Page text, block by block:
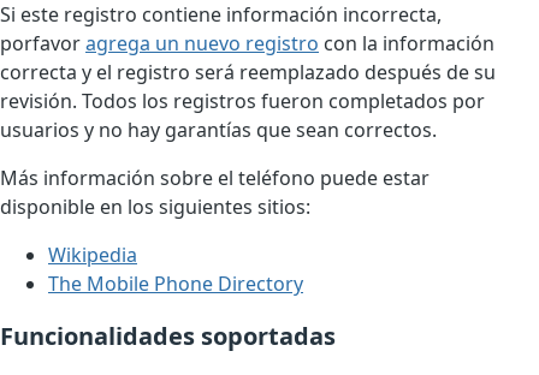
Si este registro contiene información incorrecta,
porfavoragrega un nuevo registro con la información
correcta y el registro será reemplazado después de su
revisión. Todos los registros fueron completados por
usuarios y no hay garantías que sean correctos.
Más información sobre el teléfono puede estar
disponible en los siguientes sitios:
Wikipedia
The Mobile Phone Directory
Funcionalidades soportadas